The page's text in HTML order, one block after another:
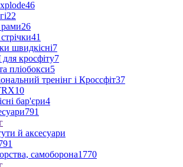
46
22
26
41
швидкісні7
для кросфіту7
пліобокси5
тренінг і Кроссфіт37
10
бар'єри4
791
й аксесуари
самоборона1770